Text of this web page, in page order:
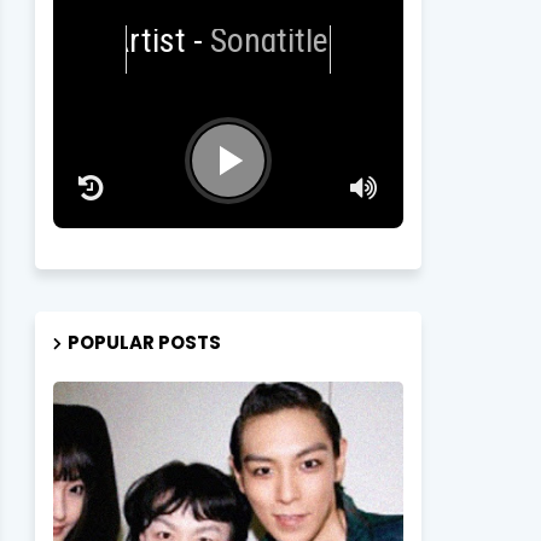
Artist-Songtitle
POPULAR POSTS